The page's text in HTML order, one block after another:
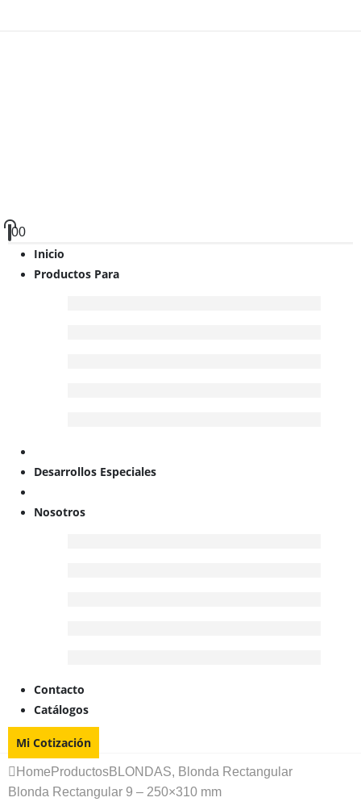
00
Inicio
Productos Para
Desarrollos Especiales
Nosotros
Contacto
Catálogos
Mi Cotización
Home ProductosBLONDAS, Blonda Rectangular
Blonda Rectangular 9 – 250×310 mm